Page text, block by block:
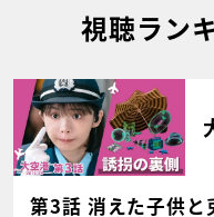
視聴ラン
第3話 消えた子供と